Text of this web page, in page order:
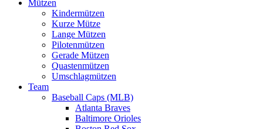
Mützen
Kindermützen
Kurze Mütze
Lange Mützen
Pilotenmützen
Gerade Mützen
Quastenmützen
Umschlagmützen
Team
Baseball Caps (MLB)
Atlanta Braves
Baltimore Orioles